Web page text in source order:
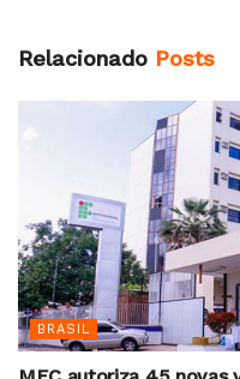
Relacionado Posts
BRASIL